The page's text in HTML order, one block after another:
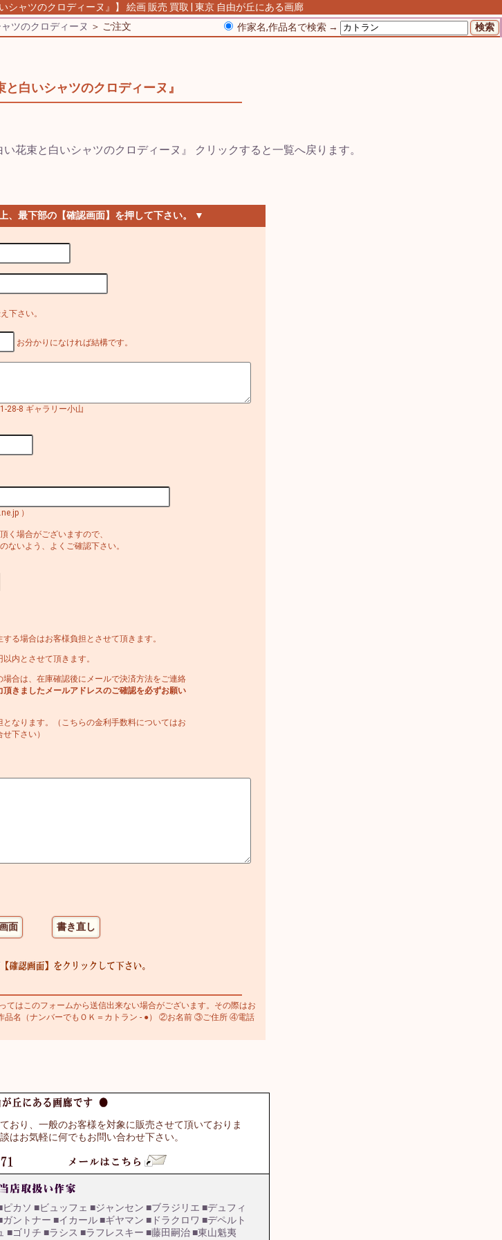
シャツのクロディーヌ』】 絵画 販売 買取 | 東京 自由が丘にある画廊
ツのクロディーヌ ＞ ご注文 作家名,作品名で検索 →
白いシャツのクロディーヌ』
、最下部の【確認画面】を押して下さい。 ▼
下さい。
お分かりになければ結構です。
28-8 ギャラリー小山
）
く場合がございますので、
ないよう、よくご確認下さい。
る場合はお客様負担とさせて頂きます。
内とさせて頂きます。
場合は、在庫確認後にメールで決済方法をご連絡
頂きましたメールアドレスのご確認を必ずお願い
なります。（こちらの金利手数料についてはお
下さい）
はこのフォームから送信出来ない場合がございます。その際はお
品名（ナンバーでもＯＫ＝カトラン - ●） ②お名前 ③ご住所 ④電話
おり、一般のお客様を対象に販売させて頂いておりま
はお気軽に何でもお問い合わせ下さい。
ピカソ ■ビュッフェ ■ジャンセン ■ブラジリエ ■デュフィ
ガントナー ■イカール ■ギヤマン ■ドラクロワ ■デペルト
■ゴリチ ■ラシス ■ラフレスキー ■藤田嗣治 ■東山魁夷